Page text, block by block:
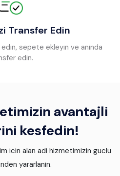
Transfer Edin
sepete ekleyin ve aninda
edin.
avantajli
kesfedin!
icin alan adi hizmetimizin guclu
yararlanin.